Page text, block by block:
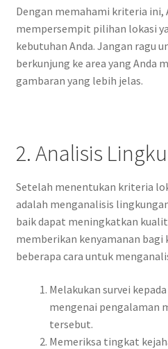
Dengan memahami kriteria ini,
mempersempit pilihan lokasi
kebutuhan Anda. Jangan ragu
berkunjung ke area yang Anda
gambaran yang lebih jelas.
2. Analisis
Setelah menentukan kriteria
adalah menganalisis
baik dapat meningkatkan
memberikan kenyamanan bagi
beberapa cara untuk
Melakukan survei
mengenai pengalaman
tersebut.
Memeriksa tingkat